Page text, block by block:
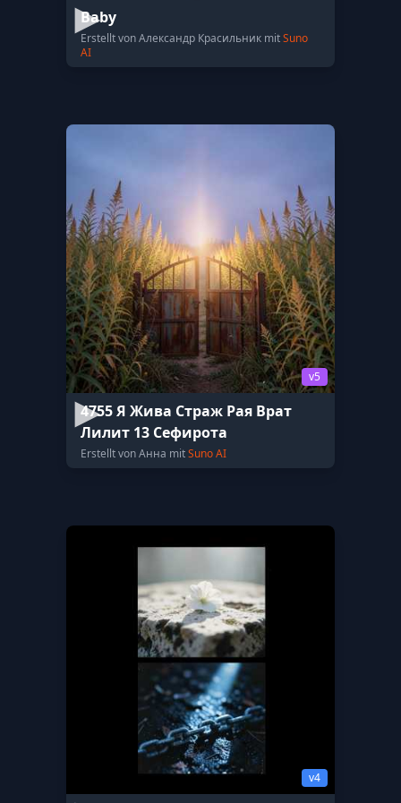
Baby
Erstellt von Александр Красильник mitSuno
AI
v5
4755 Я Жива Страж Рая Врат
Лилит 13 Сефирота
Erstellt von Анна mitSuno AI
v4